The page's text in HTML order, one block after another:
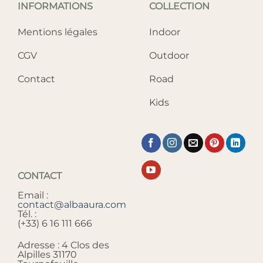
INFORMATIONS
Mentions légales
CGV
Contact
COLLECTION
Indoor
Outdoor
Road
Kids
CONTACT
Email :
contact@albaaura.com
Tél. :
(+33) 6 16 111 666
Adresse : 4 Clos des
Alpilles 31170